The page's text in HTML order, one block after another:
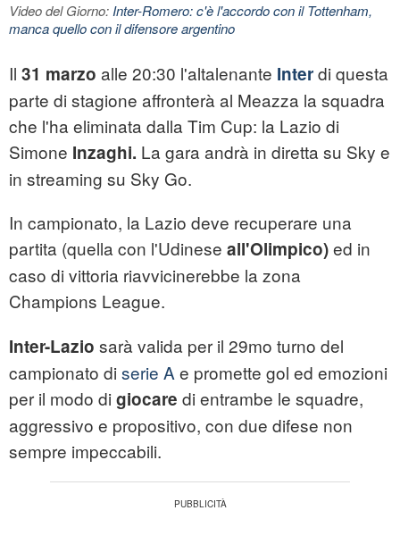
Video del Giorno:Inter-Romero: c'è l'accordo con il Tottenham,
manca quello con il difensore argentino
Il 31 marzo alle 20:30 l'altalenante Interdi questa
parte di stagione affronterà al Meazza la squadra
che l'ha eliminata dalla Tim Cup: la Lazio di
Simone Inzaghi. La gara andrà in diretta su Sky e
in streaming su Sky Go.
In campionato, la Lazio deve recuperare una
partita (quella con l'Udinese all'Olimpico)ed in
caso di vittoria riavvicinerebbe la zona
Champions League.
Inter-Lazio sarà valida per il 29mo turno del
campionato di serie A e promette gol ed emozioni
per il modo di giocare di entrambe le squadre,
aggressivo e propositivo, con due difese non
sempre impeccabili.